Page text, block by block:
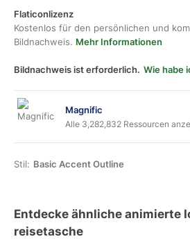
Flaticonlizenz
Kostenlos für den persönlichen und
Bildnachweis. Mehr Informationen
Bildnachweis ist erforderlich. Wie habe
Magnific
Alle 3,282,832 Ressourcen
Stil: Basic Accent Outline
Entdecke ähnliche animierte
reisetasche